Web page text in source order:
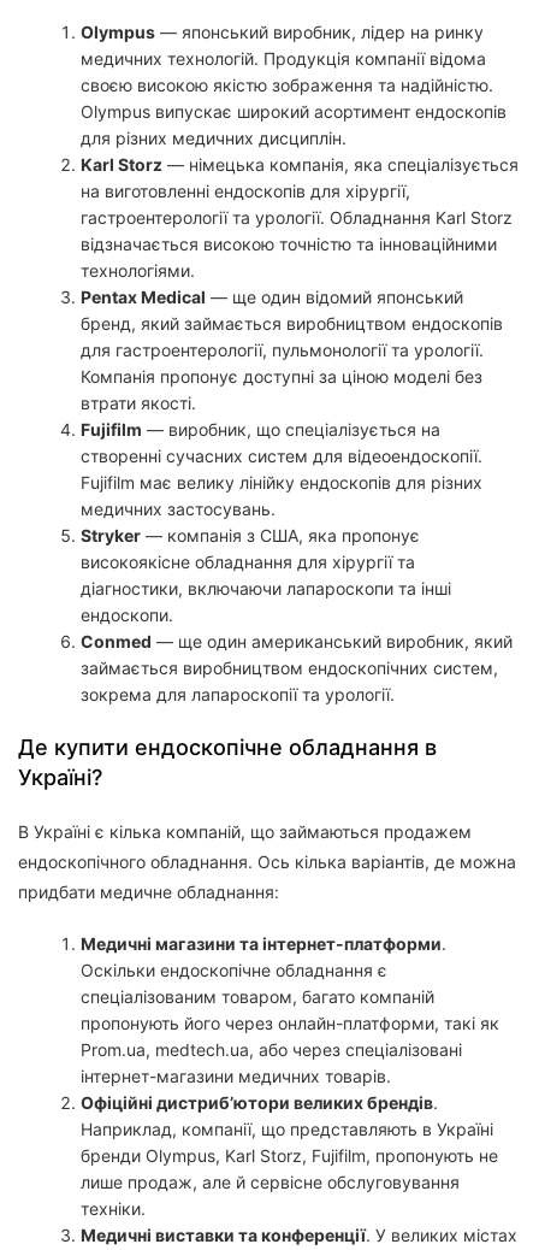
Olympus — японський виробник, лідер на ринку
медичних технологій. Продукція компанії відома
своєю високою якістю зображення та надійністю.
Olympus випускає широкий асортимент ендоскопів
для різних медичних дисциплін.
Karl Storz — німецька компанія, яка спеціалізується
на виготовленні ендоскопів для хірургії,
гастроентерології та урології. Обладнання Karl Storz
відзначається високою точністю та інноваційними
технологіями.
Pentax Medical — ще один відомий японський
бренд, який займається виробництвом ендоскопів
для гастроентерології, пульмонології та урології.
Компанія пропонує доступні за ціною моделі без
втрати якості.
Fujifilm — виробник, що спеціалізується на
створенні сучасних систем для відеоендоскопії.
Fujifilm має велику лінійку ендоскопів для різних
медичних застосувань.
Stryker — компанія з США, яка пропонує
високоякісне обладнання для хірургії та
діагностики, включаючи лапароскопи та інші
ендоскопи.
Conmed — ще один американський виробник, який
займається виробництвом ендоскопічних систем,
зокрема для лапароскопії та урології.
Де купити ендоскопічне обладнання в
Україні?
В Україні є кілька компаній, що займаються продажем
ендоскопічного обладнання. Ось кілька варіантів, де можна
придбати медичне обладнання:
Медичні магазини та інтернет-платформи.
Оскільки ендоскопічне обладнання є
спеціалізованим товаром, багато компаній
пропонують його через онлайн-платформи, такі як
Prom.ua, medtech.ua, або через спеціалізовані
інтернет-магазини медичних товарів.
Офіційні дистриб’ютори великих брендів.
Наприклад, компанії, що представляють в Україні
бренди Olympus, Karl Storz, Fujifilm, пропонують не
лише продаж, але й сервісне обслуговування
техніки.
Медичні виставки та конференції. У великих містах